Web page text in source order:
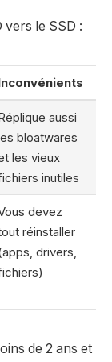
le SSD :
aussi
bloatwares
les vieux
inutiles
devez
réinstaller
drivers,
de 2 ans et